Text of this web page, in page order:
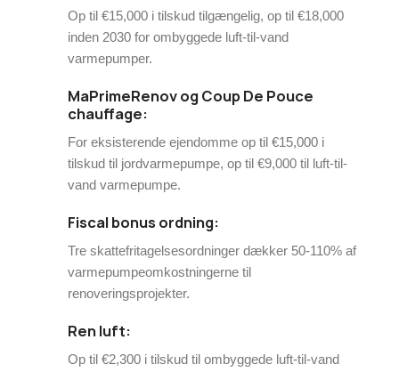
Op til €15,000 i tilskud tilgængelig, op til €18,000
inden 2030 for ombyggede luft-til-vand
varmepumper.
MaPrimeRenov og Coup De Pouce
chauffage:
For eksisterende ejendomme op til €15,000 i
tilskud til jordvarmepumpe, op til €9,000 til luft-til-
vand varmepumpe.
Fiscal bonus ordning:
Tre skattefritagelsesordninger dækker 50-110% af
varmepumpeomkostningerne til
renoveringsprojekter.
Ren luft:
Op til €2,300 i tilskud til ombyggede luft-til-vand